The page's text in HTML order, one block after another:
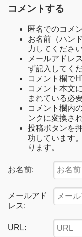
コメントする
匿名でのコメ
お名前（ハン
力してください
メールアドレ
ず記入してくだ
コメント欄で
コメント本文
まれている必
コメント欄内
ンクに変換さ
投稿ボタンを
功しています
ります。
お名前:
メールアド
レス:
URL: